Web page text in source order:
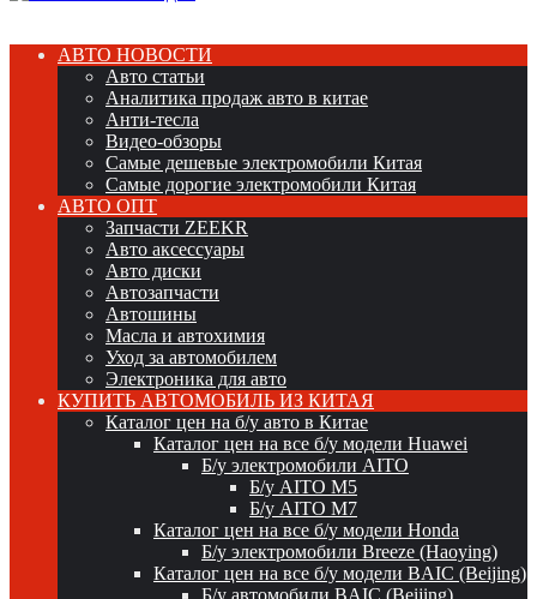
АВТО НОВОСТИ
Авто статьи
Аналитика продаж авто в китае
Анти-тесла
Видео-обзоры
Самые дешевые электромобили Китая
Самые дорогие электромобили Китая
АВТО ОПТ
Запчасти ZEEKR
Авто аксессуары
Авто диски
Автозапчасти
Автошины
Масла и автохимия
Уход за автомобилем
Электроника для авто
КУПИТЬ АВТОМОБИЛЬ ИЗ КИТАЯ
Каталог цен на б/у авто в Китае
Каталог цен на все б/у модели Huawei
Б/у электромобили AITO
Б/у AITO M5
Б/у AITO M7
Каталог цен на все б/у модели Honda
Б/у электромобили Breeze (Haoying)
Каталог цен на все б/у модели BAIC (Beijing)
Б/у автомобили BAIC (Beijing)